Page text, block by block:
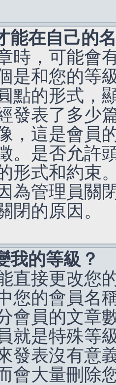
能在自己的
時，可能會
是和您的等
點的形式，
發表了多少
，這是會員
。是否允許
形式和約束
為管理員關
閉的原因。
我的等級？
直接更改您
您的會員名
會員的文章
就是特殊等
發表沒有意
會大量刪除